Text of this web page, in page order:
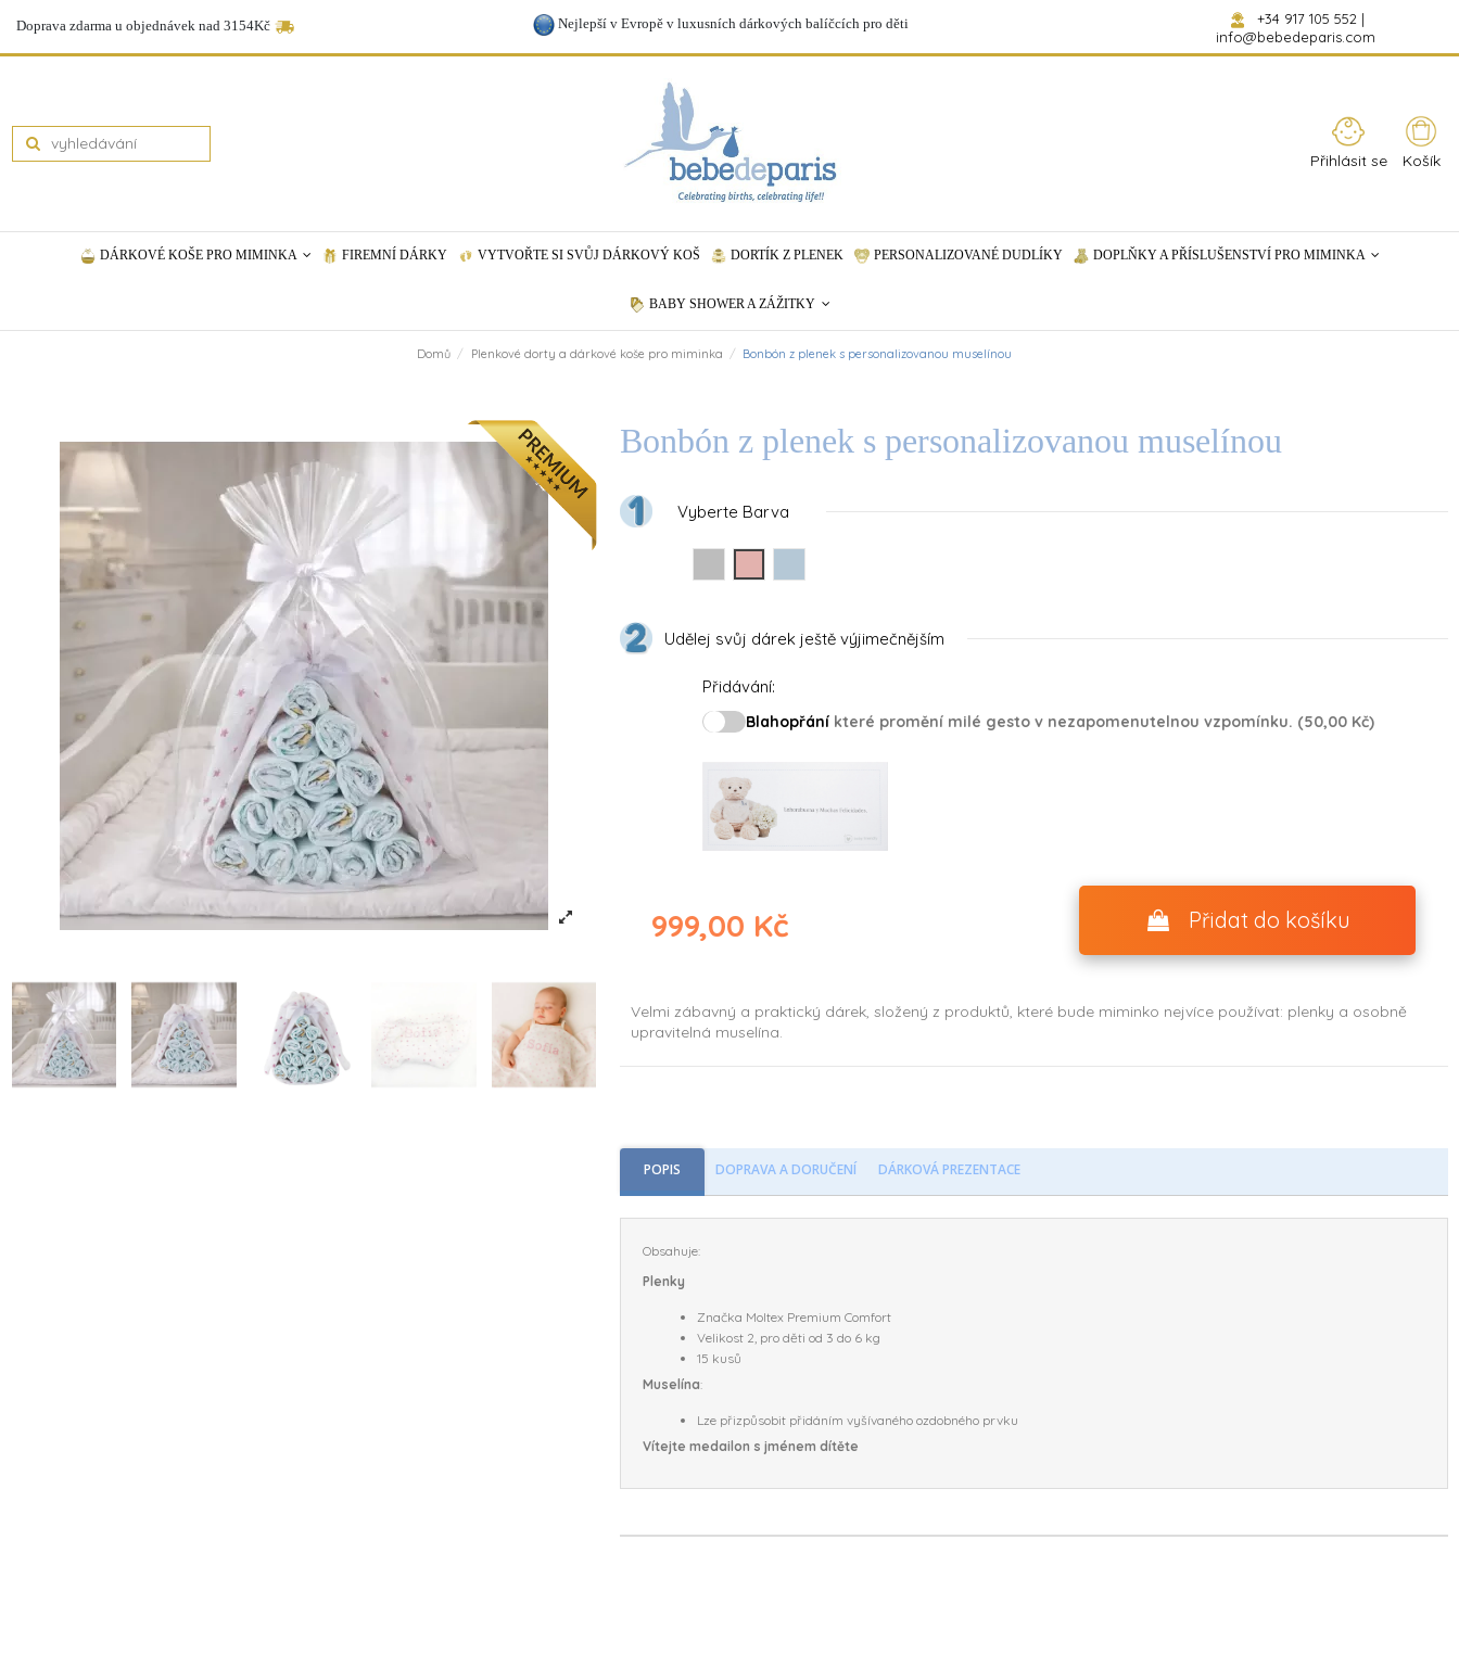
Doprava zdarma u objednávek nad 3154Kč Nejlepší v Evropě v luxusních dárkových balíčcích pro děti +34 917 105 552 |
info@bebedeparis.com
Přihlásit se Košík
DÁRKOVÉ KOŠE PRO MIMINKA FIREMNÍ DÁRKY VYTVOŘTE SI SVŮJ DÁRKOVÝ KOŠ DORTÍK Z PLENEK PERSONALIZOVANÉ DUDLÍKY DOPLŇKY A PŘÍSLUŠENSTVÍ PRO MIMINKA
BABY SHOWER A ZÁŽITKY
Domů Plenkové dorty a dárkové koše pro miminka Bonbón z plenek s personalizovanou muselínou
Bonbón z plenek s personalizovanou muselínou
Vyberte Barva
Udělej svůj dárek ještě výjimečnějším
Přidávání:
Blahopřáníkteré promění milé gesto v nezapomenutelnou vzpomínku. (50,00 Kč)
999,00 Kč Přidat do košíku
Velmi zábavný a praktický dárek, složený z produktů, které bude miminko nejvíce používat: plenky a osobně
upravitelná muselína.
POPIS DOPRAVA A DORUČENÍ DÁRKOVÁ PREZENTACE
Obsahuje:
Plenky
Značka Moltex Premium Comfort
Velikost 2, pro děti od 3 do 6 kg
15 kusů
Muselína:
Lze přizpůsobit přidáním vyšívaného ozdobného prvku
Vítejte medailon s jménem dítěte